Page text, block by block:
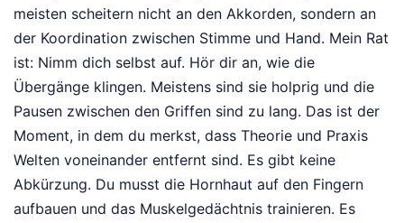
meisten scheitern nicht an den Akkorden, sondern an
der Koordination zwischen Stimme und Hand. Mein Rat
ist: Nimm dich selbst auf. Hör dir an, wie die
Übergänge klingen. Meistens sind sie holprig und die
Pausen zwischen den Griffen sind zu lang. Das ist der
Moment, in dem du merkst, dass Theorie und Praxis
Welten voneinander entfernt sind. Es gibt keine
Abkürzung. Du musst die Hornhaut auf den Fingern
aufbauen und das Muskelgedächtnis trainieren. Es